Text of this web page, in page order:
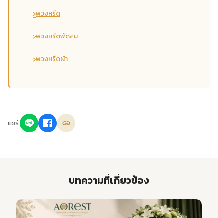
›พวงหรีด
›พวงหรีดพัดลม
›พวงหรีดผ้า
แชร์:
บทความที่เกี่ยวข้อง